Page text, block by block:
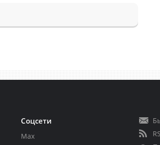
Соцсети
Max